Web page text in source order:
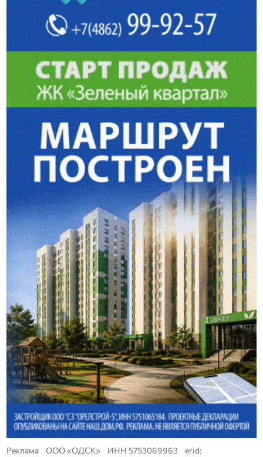
Реклама ООО «ОДСК» ИНН 5753069963 erid: